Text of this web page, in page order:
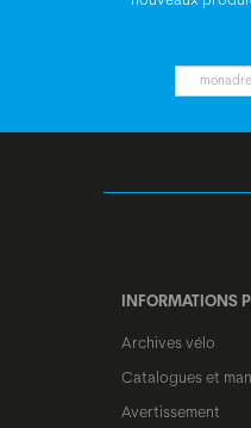
INFORMATIONS
Archives vélo
Catalogues et
Avertissement